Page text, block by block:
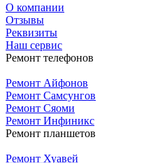
О компании
Отзывы
Реквизиты
Наш сервис
Ремонт телефонов
Ремонт Айфонов
Ремонт Самсунгов
Ремонт Сяоми
Ремонт Инфиникс
Ремонт планшетов
Ремонт Хуавей